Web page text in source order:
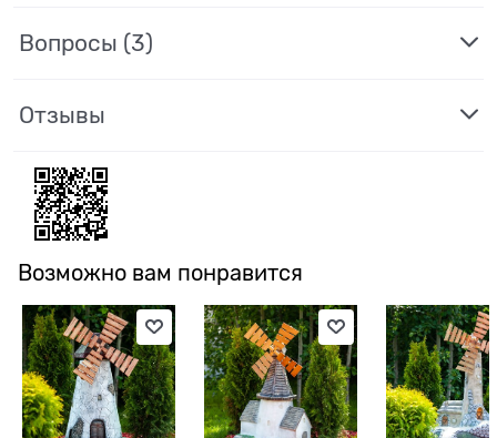
Вопросы (3)
Отзывы
Возможно вам понравится